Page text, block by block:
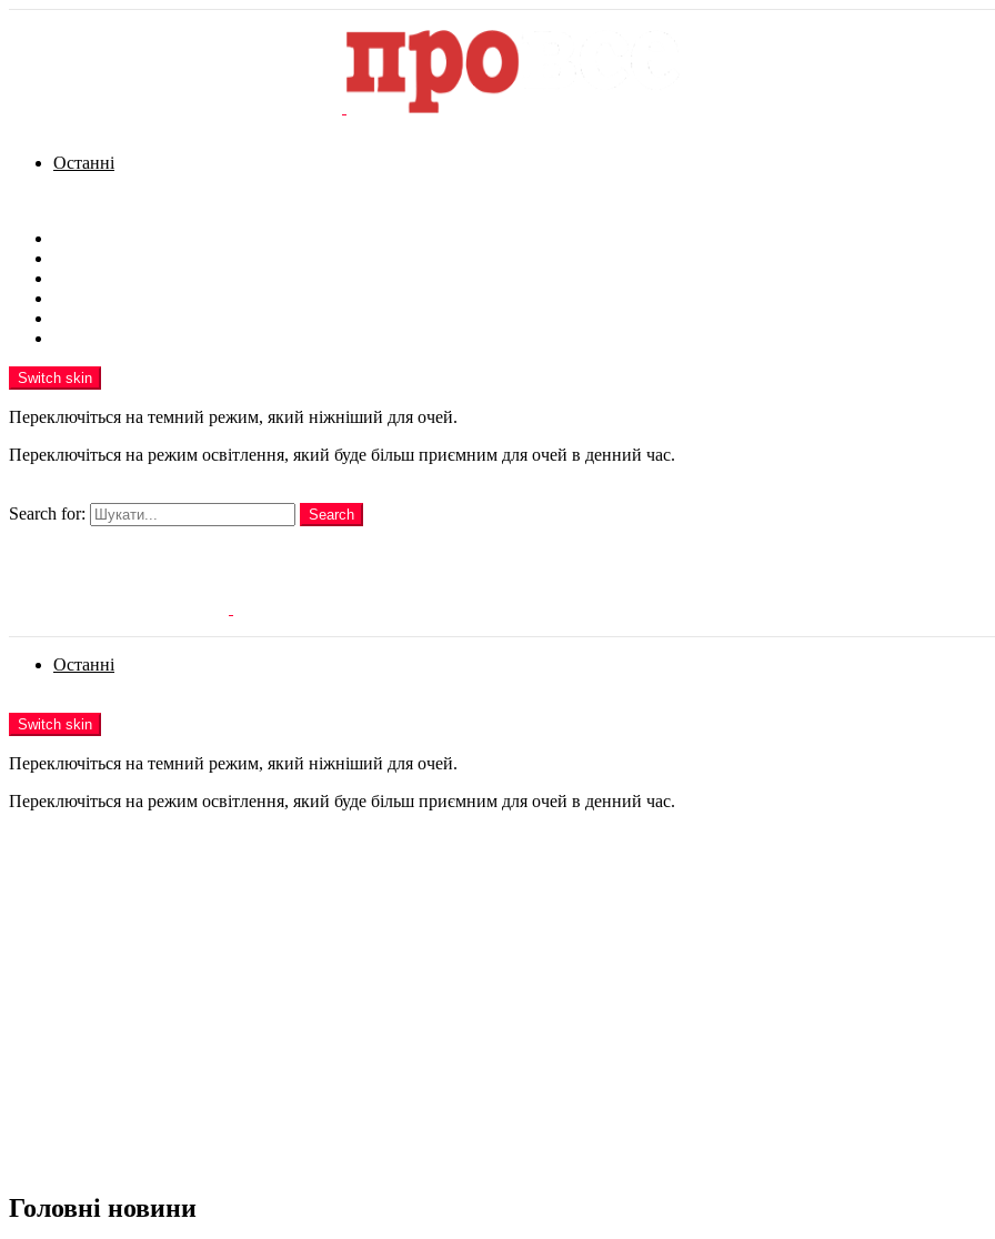
Останні
Switch skin
Переключіться на темний режим, який ніжніший для очей.
Переключіться на режим освітлення, який буде більш приємним для очей в денний час.
Search for:
Search
Останні
Switch skin
Переключіться на темний режим, який ніжніший для очей.
Переключіться на режим освітлення, який буде більш приємним для очей в денний час.
Головні новини